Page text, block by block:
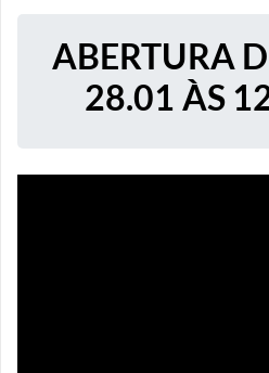
ABERTURA
28.01 ÀS